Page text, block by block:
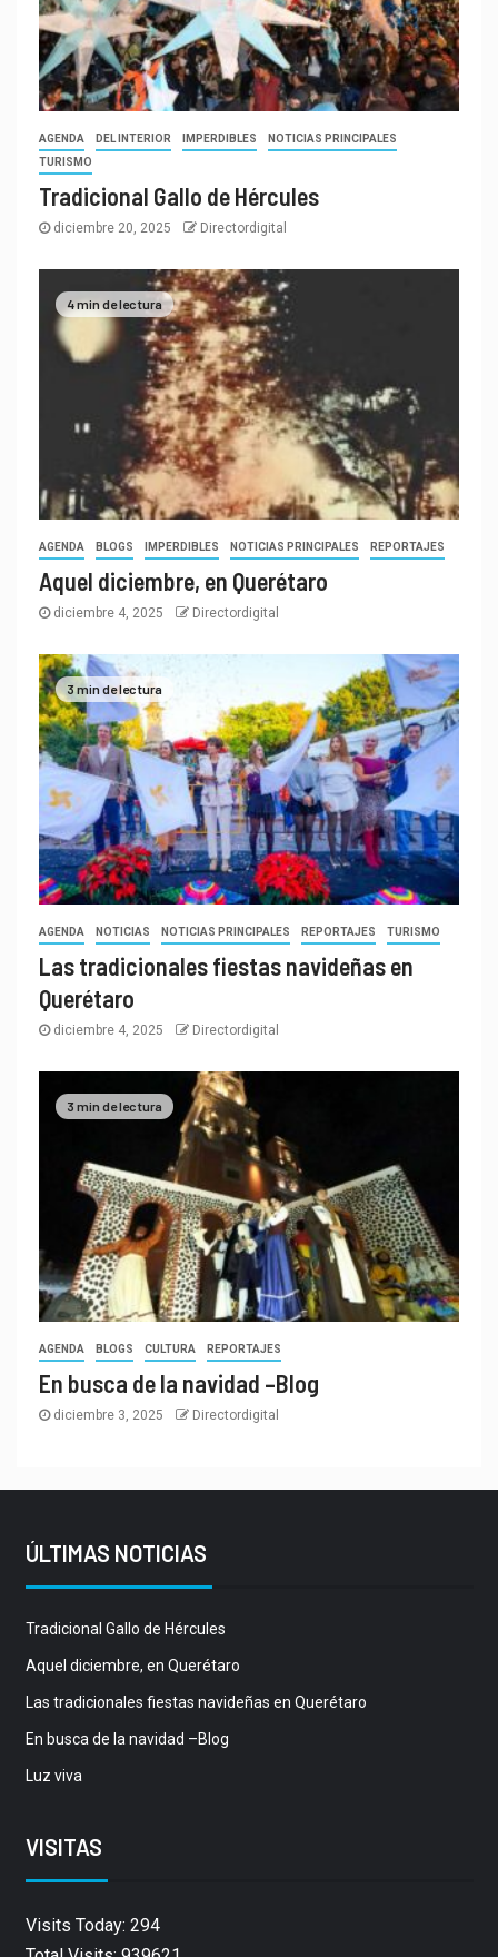
AGENDA DEL INTERIOR IMPERDIBLES
NOTICIAS PRINCIPALES
TURISMO
Tradicional Gallo de Hércules
diciembre 20, 2025 Directordigital
4 min de lectura
AGENDA BLOGS IMPERDIBLES NOTICIAS PRINCIPALES REPORTAJES
Aquel diciembre, en Querétaro
diciembre 4, 2025 Directordigital
3 min de lectura
AGENDA NOTICIAS NOTICIAS PRINCIPALES REPORTAJES TURISMO
Las tradicionales fiestas navideñas en
Querétaro
diciembre 4, 2025 Directordigital
3 min de lectura
AGENDA BLOGS CULTURA REPORTAJES
En busca de la navidad –Blog
diciembre 3, 2025 Directordigital
ÚLTIMAS NOTICIAS
Tradicional Gallo de Hércules
Aquel diciembre, en Querétaro
Las tradicionales fiestas navideñas en Querétaro
En busca de la navidad –Blog
Luz viva
VISITAS
Visits Today: 294